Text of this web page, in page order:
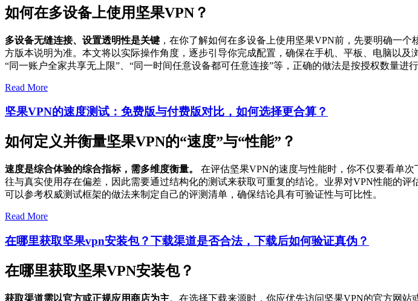
如何在多设备上使用坚果VPN？
多设备无缝连接、设置透明性是关键 ，在你了解如何在多设备上使用坚果VPN前，先要明确一
方版本说明为准。本文将以实际操作角度，逐步引导你完成配置，确保在手机、平板、电脑以
“同一账户全家共享无上限”、“同一时间任意设备都可任意连接”等，正确的做法是按授权数量进
Read More
坚果VPN的速度测试：免费版与付费版对比，如何选择更合算？
如何定义并衡量坚果VPN的“速度”与“性能”？
速度是综合体验的综合指标，需多维度衡量。
在评估坚果VPN的速度与性能时，你不仅要看单
往与真实使用存在偏差，因此需要通过结构化的测试来获取可重复的结论。业界对VPN性能的
可以参考权威测试框架的做法来制定自己的评测清单，确保结论具有可验证性与可比性。
Read More
在哪里获取坚果vpn安装包？下载渠道是否合法，下载后如何验证真伪？
在哪里获取坚果VPN安装包？
获取渠道需以官方或正规应用商店为主。在选择下载来源时，你应优先访问坚果VPN的官方网